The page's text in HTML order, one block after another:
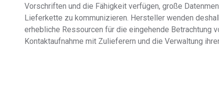
Vorschriften und die Fähigkeit verfügen, große
Lieferkette zu kommunizieren. Hersteller wenden
erhebliche Ressourcen für die eingehende Betrachtung
Kontaktaufnahme mit Zulieferern und die Verwaltung